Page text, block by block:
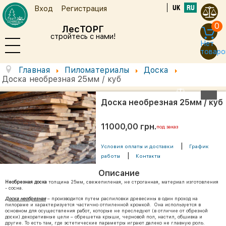
ЛесТОРГ
стройтесь с нами!
Вход Регистрация UK RU
0
Нет
Главная Пиломатериалы
Доска
Доска необрезная 25мм / куб
Доска необрезная 25мм / куб
11000,00 грн.под заказ
Условия оплаты и доставки |
График
работы
| Контакты
Описание
Необрезная доска толщина 25мм, свежепиленая, не строганная, материал изготовления
- сосна.
Доска необрезная– производится путем распиловки древесины в один проход на
пилораме и характеризуется частично отпиленной кромкой. Она используется в
основном для осуществления работ, которые не преследуют (в отличие от обрезной
доски) декоративные цели – обрешетка крыши, черновой пол, настил, обшивка и
другие. То есть там, где эстетические параметры играют далеко не главную роль.